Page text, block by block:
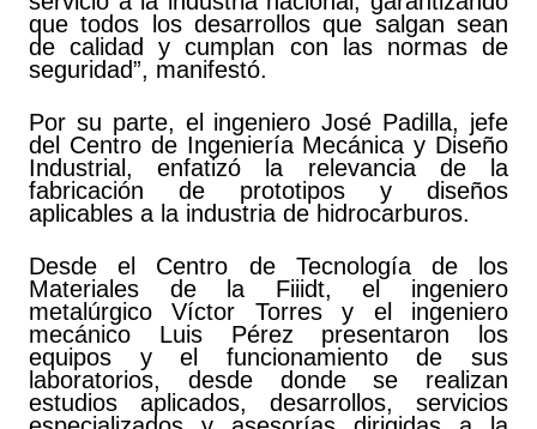
que todos los desarrollos que salgan sean
de calidad y cumplan con las normas de
seguridad”, manifestó.
Por su parte, el ingeniero José Padilla, jefe
del Centro de Ingeniería Mecánica y Diseño
Industrial, enfatizó la relevancia de la
fabricación de prototipos y diseños
aplicables a la industria de hidrocarburos.
Desde el Centro de Tecnología de los
Materiales de la Fiiidt, el ingeniero
metalúrgico Víctor Torres y el ingeniero
mecánico Luis Pérez presentaron los
equipos y el funcionamiento de sus
laboratorios, desde donde se realizan
estudios aplicados, desarrollos, servicios